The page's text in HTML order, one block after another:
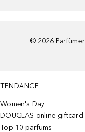
© 2026
TENDANCE
Women's Day
DOUGLAS online giftcard
Top 10 parfums